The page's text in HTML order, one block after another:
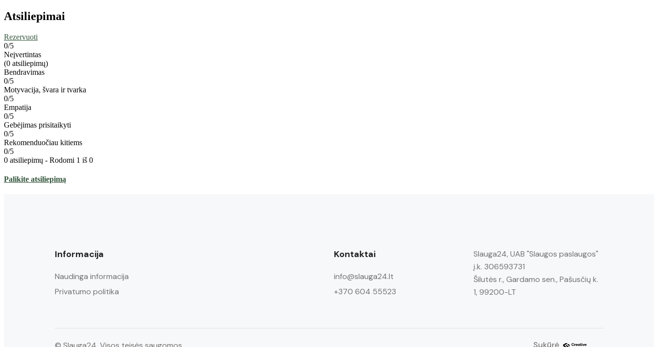
Atsiliepimai
Rezervuoti
0/5
Neįvertintas
(0 atsiliepimų)
Bendravimas
0/5
Motyvacija, švara ir tvarka
0/5
Empatija
0/5
Gebėjimas prisitaikyti
0/5
Rekomenduočiau kitiems
0/5
0 atsiliepimų - Rodomi 1 iš 0
Palikite atsiliepimą
Informacija
Naudinga informacija
Privatumo politika
Kontaktai
info@slauga24.lt
+370 604 55523
Slauga24, UAB "Slaugos paslaugos"
į.k. 306593731
Šilutės r., Gardamo sen., Pašusčių k.
1, 99200-LT
Sukūrė